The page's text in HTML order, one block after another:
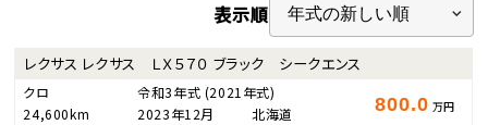
表示順
レクサス レクサス ＬＸ５７０ ブラック シークエンス
クロ 令和3年式 (2021年式)
24,600km
2023年12月 北海道 800.0 万円